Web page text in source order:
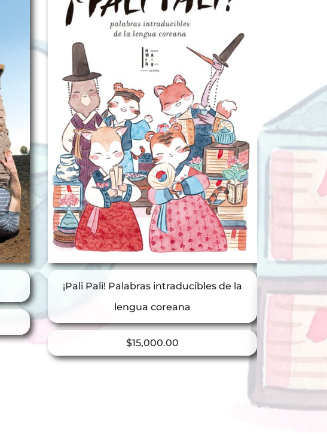
¡Pali Pali! Palabras intraducibles de la
lengua coreana
$15,000.00